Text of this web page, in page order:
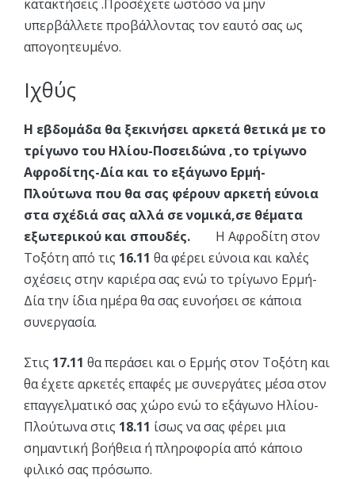
κατακτήσεις .Προσέχετε ωστόσο να μην
υπερβάλλετε προβάλλοντας τον εαυτό σας ως
απογοητευμένο.
Ιχθύς
Η εβδομάδα θα ξεκινήσει αρκετά θετικά με το
τρίγωνο του Ηλίου-Ποσειδώνα ,το τρίγωνο
Αφροδίτης-Δία και το εξάγωνο Ερμή-
Πλούτωνα που θα σας φέρουν αρκετή εύνοια
στα σχέδιά σας αλλά σε νομικά,σε θέματα
εξωτερικού και σπουδές. Η Αφροδίτη στον
Τοξότη από τις 16.11 θα φέρει εύνοια και καλές
σχέσεις στην καριέρα σας ενώ το τρίγωνο Ερμή-
Δία την ίδια ημέρα θα σας ευνοήσει σε κάποια
συνεργασία.
Στις 17.11 θα περάσει και ο Ερμής στον Τοξότη και
θα έχετε αρκετές επαφές με συνεργάτες μέσα στον
επαγγελματικό σας χώρο ενώ το εξάγωνο Ηλίου-
Πλούτωνα στις 18.11 ίσως να σας φέρει μια
σημαντική βοήθεια ή πληροφορία από κάποιο
φιλικό σας πρόσωπο.